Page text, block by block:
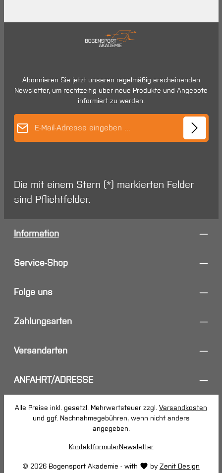
Abonnieren Sie jetzt unseren regelmäßig erscheinenden
Newsletter, um rechtzeitig über neue Produkte und Angebote
informiert zu werden.
Die mit einem Stern (*) markierten Felder
sind Pflichtfelder.
Information
Service-Shop
Folge uns
Zahlungsarten
Versandarten
ANFAHRT/ADRESSE
Alle Preise inkl. gesetzl. Mehrwertsteuer zzgl. Versandkosten
und ggf. Nachnahmegebühren, wenn nicht anders
angegeben.
© 2026 Bogensport Akademie - with by Zenit Design
KontaktformularNewsletter